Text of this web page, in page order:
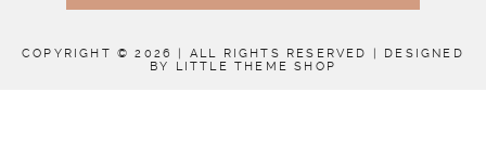
COPYRIGHT © 2026 | ALL RIGHTS RESERVED | DESIGNED
BY LITTLE THEME SHOP